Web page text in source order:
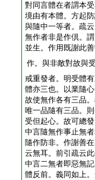
對同言體在者謂本
境由有本體。方起
與隨中一等者。疏
無作者非是作倶。
並生。作用既謝此
作。與非敵對故與
戒重發者。明受體
體亦三也。以業隨
故使無作各有三品
唯一品隨有三品。
受但起心。故可總
中言隨無作事止無
隨作防非。作謝善
云無耳。前引疏云
中言二無者即惡無
體反前。義同如上